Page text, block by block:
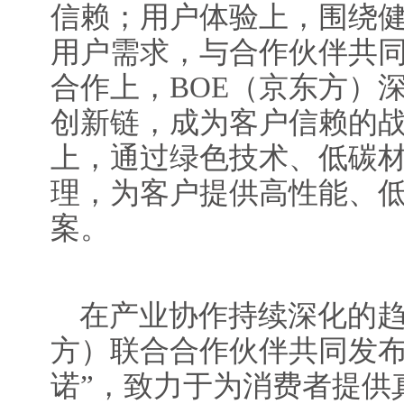
信赖；用户体验上，围绕
用户需求，与合作伙伴共
合作上，BOE（京东方）
创新链，成为客户信赖的
上，通过绿色技术、低碳
理，为客户提供高性能、
案。
在产业协作持续深化的
方）联合合作伙伴共同发
诺”，致力于为消费者提